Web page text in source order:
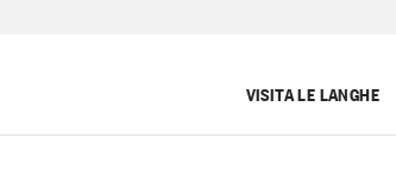
VISITA LE LANGHE